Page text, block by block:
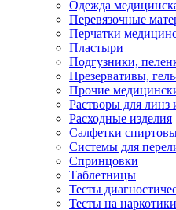
Одежда
Перевязочные
Перчатки
Пластыри
Подгузники,
Презервативы,
Прочие
Растворы для линз
Расходные изделия
Салфетки
Системы для
Спринцовки
Таблетницы
Тесты
Тесты на